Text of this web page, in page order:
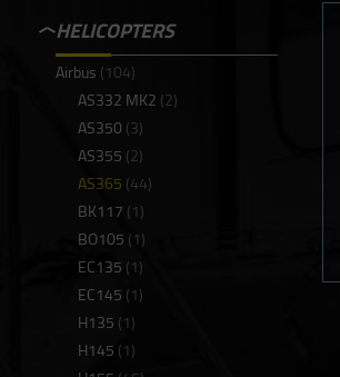
HELICOPTERS
Airbus(104)
AS332 MK2(2)
AS350(3)
AS355(2)
AS365(44)
BK117(1)
BO105(1)
EC135(1)
EC145(1)
H135(1)
H145(1)